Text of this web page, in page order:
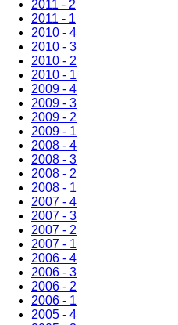
2011 - 2
2011 - 1
2010 - 4
2010 - 3
2010 - 2
2010 - 1
2009 - 4
2009 - 3
2009 - 2
2009 - 1
2008 - 4
2008 - 3
2008 - 2
2008 - 1
2007 - 4
2007 - 3
2007 - 2
2007 - 1
2006 - 4
2006 - 3
2006 - 2
2006 - 1
2005 - 4